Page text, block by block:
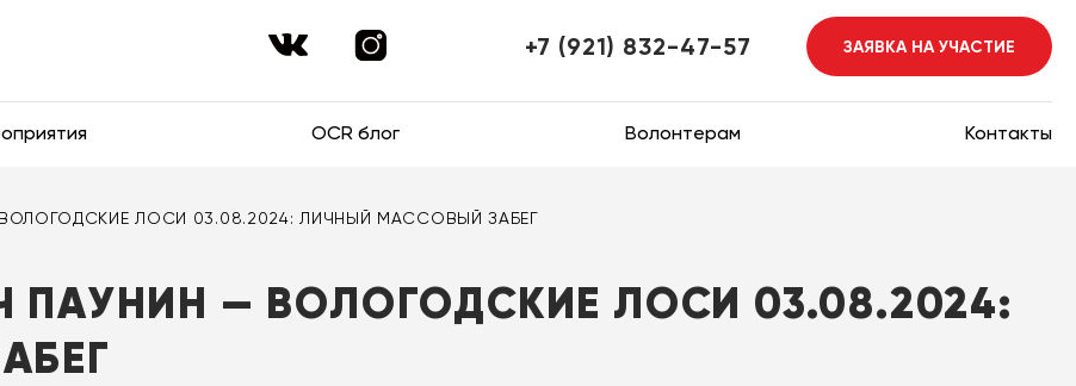
+7 (921) 832-47-57 ЗАЯВКА НА УЧАСТИЕ
OCR блог Волонтерам Контакты
ВОЛОГОДСКИЕ ЛОСИ 03.08.2024: ЛИЧНЫЙ МАССОВЫЙ ЗАБЕГ
ПАУНИН — ВОЛОГОДСКИЕ ЛОСИ 03.08.2024: